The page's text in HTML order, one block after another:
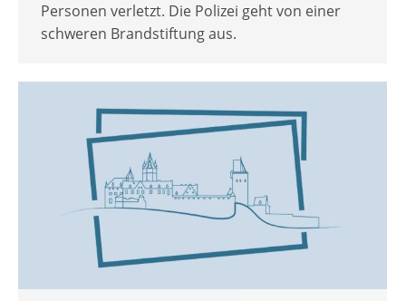
Personen verletzt. Die Polizei geht von einer
schweren Brandstiftung aus.